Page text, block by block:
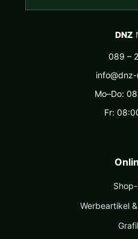
DNZ
089 –
Mo–Do:
Fr:
Werbeartikel